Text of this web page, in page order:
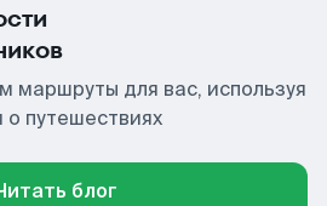
маршруты для вас, используя
о путешествиях
блог